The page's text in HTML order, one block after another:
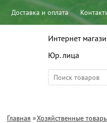
Доставка и оплата
Интернет
Юр. лица
Главная »Хозяйственные